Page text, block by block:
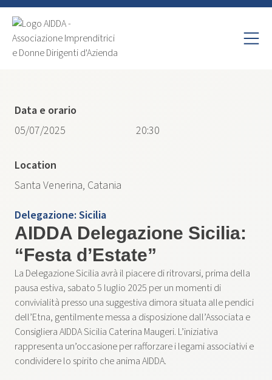
Delegazione:Sicilia
AIDDA Delegazione Sicilia:
“Festa d’Estate”
La Delegazione Sicilia avrà il piacere di ritrovarsi, prima della
pausa estiva, sabato 5 luglio 2025 per un momenti di
convivialità presso una suggestiva dimora situata alle pendici
dell’Etna, gentilmente messa a disposizione dall’Associata e
Consigliera AIDDA Sicilia Caterina Maugeri. L’iniziativa
rappresenta un’occasione per rafforzare i legami associativi e
condividere lo spirito che anima AIDDA.
Data e orario
05/07/2025
20:30
Location
Santa Venerina, Catania